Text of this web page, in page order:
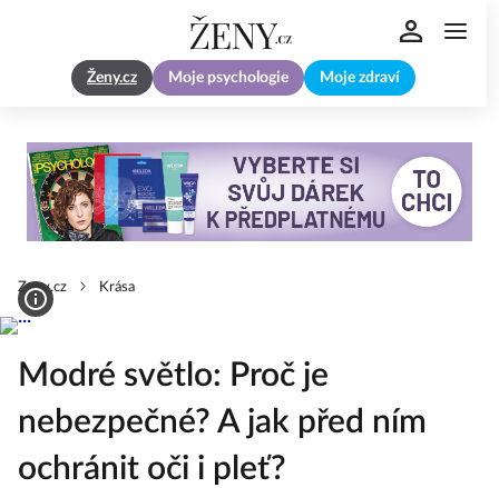
Ženy.cz Moje psychologie Moje zdraví
Zeny.cz Krása
Modré světlo: Proč je
nebezpečné? A jak před ním
ochránit oči i pleť?